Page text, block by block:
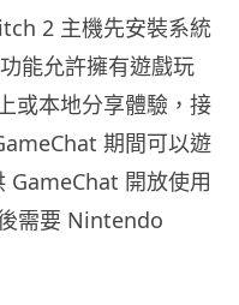
2 主機先安裝系統
能允許擁有遊戲玩
或本地分享體驗，接
期間可以遊
GameChat 開放使用
需要 Nintendo